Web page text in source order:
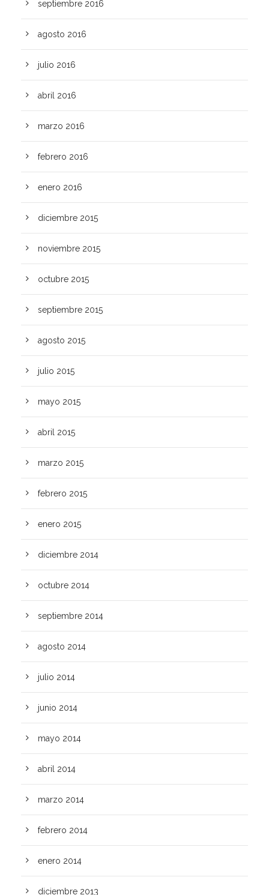
septiembre 2016
agosto 2016
julio 2016
abril 2016
marzo 2016
febrero 2016
enero 2016
diciembre 2015
noviembre 2015
octubre 2015
septiembre 2015
agosto 2015
julio 2015
mayo 2015
abril 2015
marzo 2015
febrero 2015
enero 2015
diciembre 2014
octubre 2014
septiembre 2014
agosto 2014
julio 2014
junio 2014
mayo 2014
abril 2014
marzo 2014
febrero 2014
enero 2014
diciembre 2013